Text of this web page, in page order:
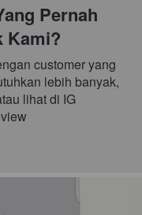
Pernah
Kami?
customer yang
lebih banyak,
lihat di IG